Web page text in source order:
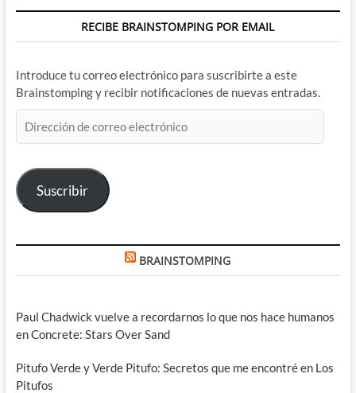
RECIBE BRAINSTOMPING POR EMAIL
Introduce tu correo electrónico para suscribirte a este
Brainstomping y recibir notificaciones de nuevas entradas.
de
electrónico
Suscribir
BRAINSTOMPING
Paul Chadwick vuelve a recordarnos lo que nos hace humanos
en Concrete: Stars Over Sand
Pitufo Verde y Verde Pitufo: Secretos que me encontré en Los
Pitufos